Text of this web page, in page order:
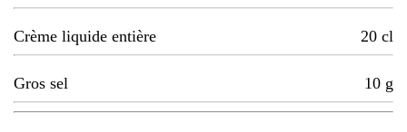
Crème liquide entière 20 cl
Gros sel 10 g